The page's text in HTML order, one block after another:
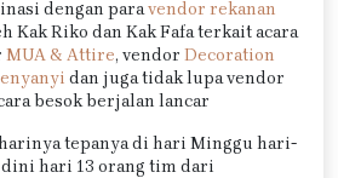
dengan paravendor rekanan
Kak Riko dan Kak Fafa terkait acara
MUA & Attire, vendor Decoration
dan juga tidak lupa vendor
besok berjalan lancar
tepanya di hari Minggu hari-
hari 13 orang tim dari